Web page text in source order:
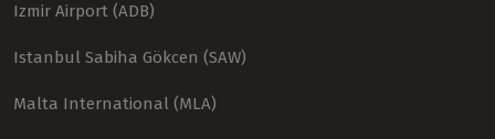
Izmir Airport (ADB)
Istanbul Sabiha Gökcen (SAW)
Malta International (MLA)